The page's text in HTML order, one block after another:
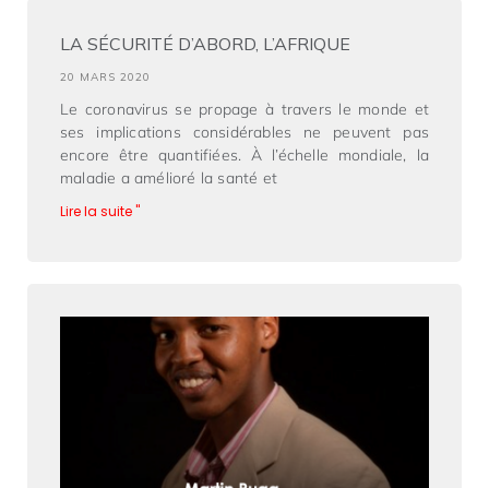
LA SÉCURITÉ D’ABORD, L’AFRIQUE
20 MARS 2020
Le coronavirus se propage à travers le monde et
ses implications considérables ne peuvent pas
encore être quantifiées. À l’échelle mondiale, la
maladie a amélioré la santé et
Lire la suite "